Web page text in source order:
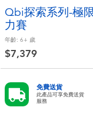
Qbi探索系列-極
力賽
年齡: 6+ 歲
$7,379
免費送貨
此產品可享免費送貨
服務